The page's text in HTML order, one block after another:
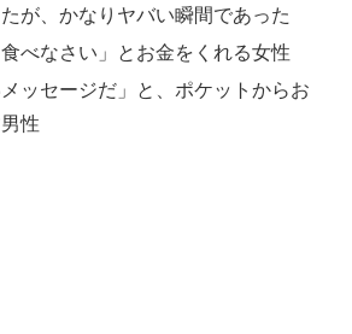
が、かなりヤバい瞬間であった
食べなさい」とお金をくれる女性
メッセージだ」と、ポケットからお
性